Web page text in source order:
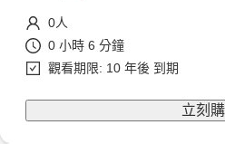
0人
0 小時 6 分鐘
觀看期限: 10 年後 到期
立刻